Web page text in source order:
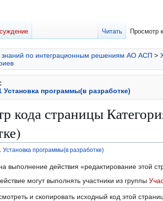
знаний по интеграционным решениям АО АСП >
Установка программы(в разработке)
кода страницы
Установка программы(в разработке)
выполнение действия «редактирование этой
могут выполнять участники из группы
и скопировать исходный код этой
Читать Просмотр